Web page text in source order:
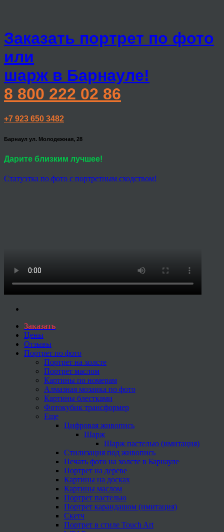
Заказать портрет по фото
или
шарж в Барнауле!
8 800 222 02 86
+7 923 650 3482
Барнаул ул. Молодежная, 28
Дарите близким лучшее!
Статуэтка по фото с портретным сходством!
Заказать
Цены
Отзывы
Портрет по фото
Портрет на холсте
Портрет маслом
Картины по номерам
Алмазная мозаика по фото
Картины блестками
Фотокубик трансформер
Еще
Цифровая живопись
Шарж
Шарж пастелью (имитация)
Стилизация под живопись
Печать фото на холсте в Барнауле
Портрет на дереве
Картины на досках
Картины маслом
Портрет пастелью
Портрет карандашом (имитация)
Скетч
Портрет в стиле Touch Art